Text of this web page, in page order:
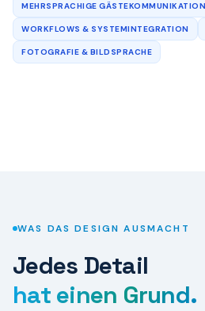
MEHRSPRACHIGE
WORKFLOWS & SYSTEMINTEGRATION
FOTOGRAFIE & BILDSPRACHE
WAS DAS DESIGN AUSMACHT
Jedes Detail
hat einen Grund.